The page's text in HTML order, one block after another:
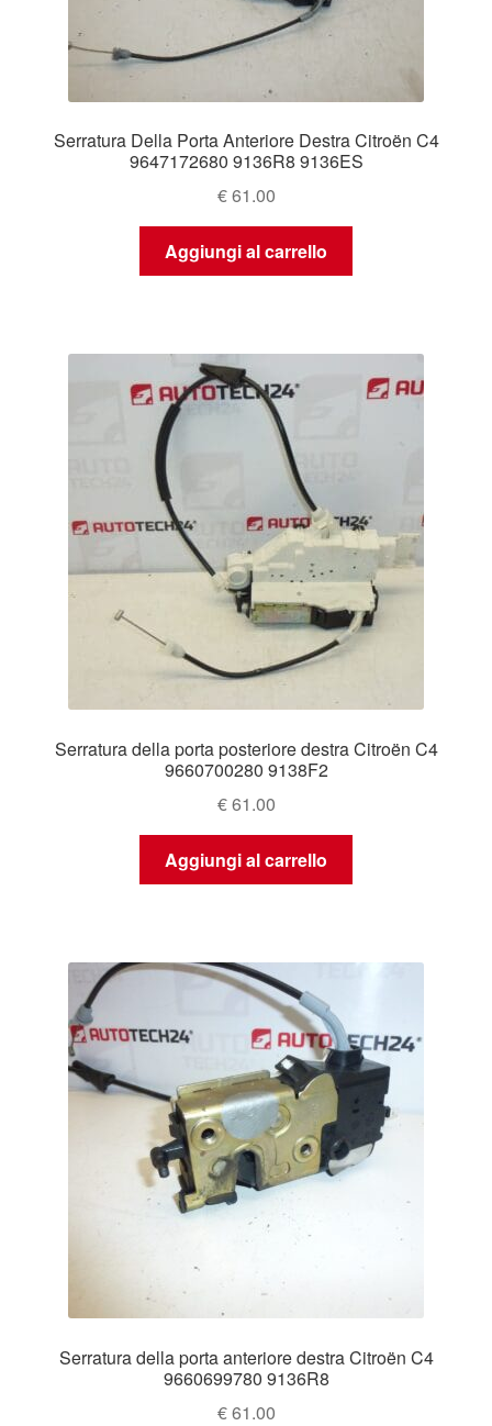
Serratura Della Porta Anteriore Destra Citroën C4
9647172680 9136R8 9136ES
€61.00
Aggiungi al carrello
Serratura della porta posteriore destra Citroën C4
9660700280 9138F2
€61.00
Aggiungi al carrello
Serratura della porta anteriore destra Citroën C4
9660699780 9136R8
€61.00